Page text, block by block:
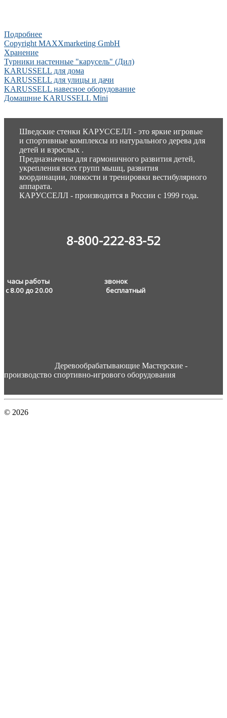
Подробнее
Copyright MAXXmarketing GmbH
Хранение
Турники настенные "карусель" (Дил)
KARUSSELL для дома
KARUSSELL для улицы и дачи
KARUSSELL навесное оборудование
Домашние KARUSSELL Mini
Шведские стенки КАРУССЕЛЛ - это яркие игровые
и спортивные комплексы из натурального дерева для
детей и взрослых .
Предназначены для гармоничного развития детей,
укрепления всех групп мышц, развития
координации, ловкости и тренировки вестибулярного
аппарата.
КАРУССЕЛЛ - производится в России с 1999 года.
8-800-222-83-52
часы работы звонок
с 8.00 до 20.00
бесплатный
Деревообрабатывающие Мастерские -
производство спортивно-игрового оборудования
© 2026